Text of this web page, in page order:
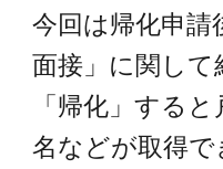
今回は帰化申
面接」に関して
「帰化」する
名などが取得